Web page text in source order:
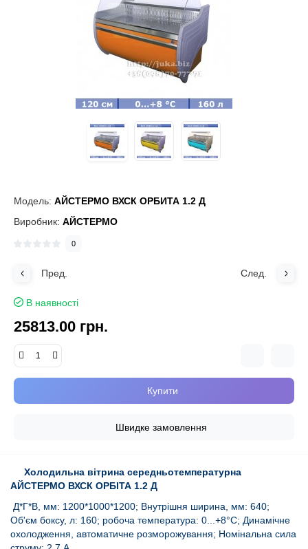
Модель: АЙСТЕРМО ВХСК ОРБИТА 1.2 Д
Виробник: АЙСТЕРМО
0
Пред. След.
В наявності
25813.00 грн.
Купити
Швидке замовлення
Холодильна вітрина середньотемпературна
АЙСТЕРМО ВХСК ОРБІТА 1.2 Д
Д*Г*В, мм: 1200*1000*1200; Внутрішня ширина, мм: 640;
Об'єм боксу, л: 160; робоча температура: 0...+8°C; Динамічне
охолодження, автоматичне розморожування; Номінальна сила